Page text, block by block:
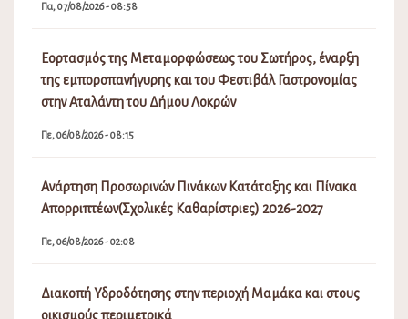
Πα, 07/08/2026 - 08:58
Εορτασμός της Μεταμορφώσεως του Σωτήρος, έναρξη
της εμποροπανήγυρης και του Φεστιβάλ Γαστρονομίας
στην Αταλάντη του Δήμου Λοκρών
Πε, 06/08/2026 - 08:15
Ανάρτηση Προσωρινών Πινάκων Κατάταξης και Πίνακα
Απορριπτέων(Σχολικές Καθαρίστριες) 2026-2027
Πε, 06/08/2026 - 02:08
Διακοπή Υδροδότησης στην περιοχή Μαμάκα και στους
οικισμούς περιμετρικά